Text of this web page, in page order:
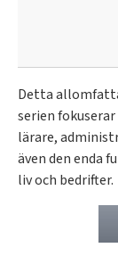
Detta
serien
lärare,
även den enda
liv och bedrifter.